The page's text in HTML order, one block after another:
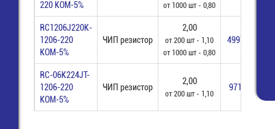
220 КОМ-5%
от 1000 шт - 0,80
RC1206J220K-
1206-220
КОМ-5%
ЧИП резистор
2,00
от 200 шт - 1,10
от 1000 шт - 0,80
4997 шт
RC-06K224JT-
1206-220
КОМ-5%
ЧИП резистор
2,00
от 200 шт - 1,10
971 шт